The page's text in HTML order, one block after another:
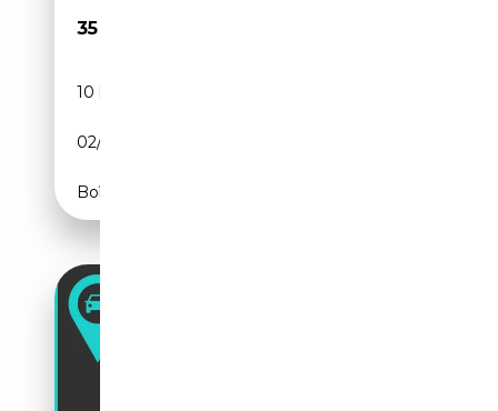
35 422€
10 km
02/2026
Boîte automatique